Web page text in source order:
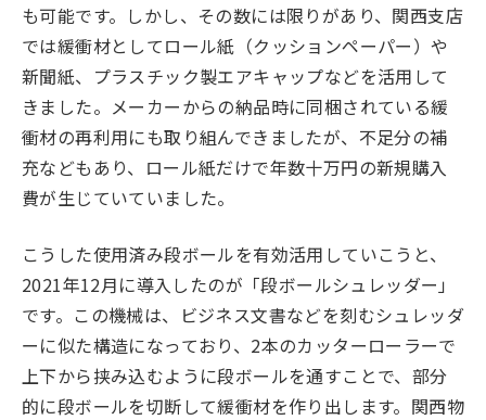
も可能です。しかし、その数には限りがあり、関西支店
では緩衝材としてロール紙（クッションペーパー）や
新聞紙、プラスチック製エアキャップなどを活用して
きました。メーカーからの納品時に同梱されている緩
衝材の再利用にも取り組んできましたが、不足分の補
充などもあり、ロール紙だけで年数十万円の新規購入
費が生じていていました。
こうした使用済み段ボールを有効活用していこうと、
2021年12月に導入したのが「段ボールシュレッダー」
です。この機械は、ビジネス文書などを刻むシュレッダ
ーに似た構造になっており、2本のカッターローラーで
上下から挟み込むように段ボールを通すことで、部分
的に段ボールを切断して緩衝材を作り出します。関西物